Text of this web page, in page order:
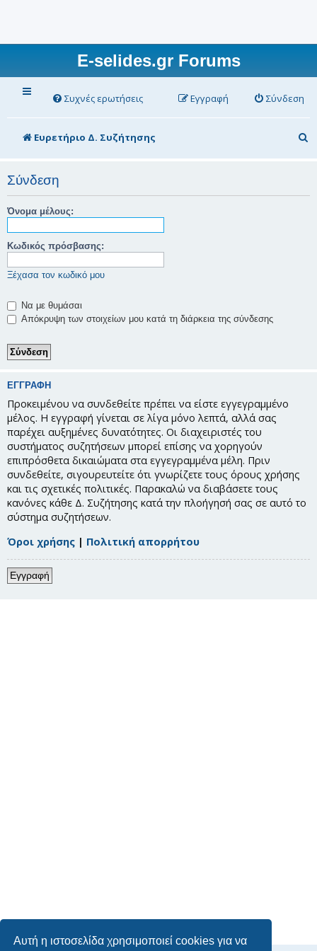
Αυτή η ιστοσελίδα χρησιμοποιεί cookies για να
E-selides.gr Forums
Συχνές ερωτήσεις Σύνδεση
Εγγραφή
Ευρετήριο Δ. Συζήτησης
ν
ζ
Σύνδεση
Όνομα μέλους:
Κωδικός πρόσβασης:
Ξέχασα τον κωδικό μου
Να με θυμάσαι
Απόκρυψη των στοιχείων μου κατά τη διάρκεια της σύνδεσης
ΕΓΓΡΑΦΉ
Προκειμένου να συνδεθείτε πρέπει να είστε εγγεγραμμένο
μέλος. Η εγγραφή γίνεται σε λίγα μόνο λεπτά, αλλά σας
παρέχει αυξημένες δυνατότητες. Οι διαχειριστές του
συστήματος συζητήσεων μπορεί επίσης να χορηγούν
επιπρόσθετα δικαιώματα στα εγγεγραμμένα μέλη. Πριν
συνδεθείτε, σιγουρευτείτε ότι γνωρίζετε τους όρους χρήσης
και τις σχετικές πολιτικές. Παρακαλώ να διαβάσετε τους
κανόνες κάθε Δ. Συζήτησης κατά την πλοήγησή σας σε αυτό το
σύστημα συζητήσεων.
Όροι χρήσης | Πολιτική απορρήτου
Εγγραφή